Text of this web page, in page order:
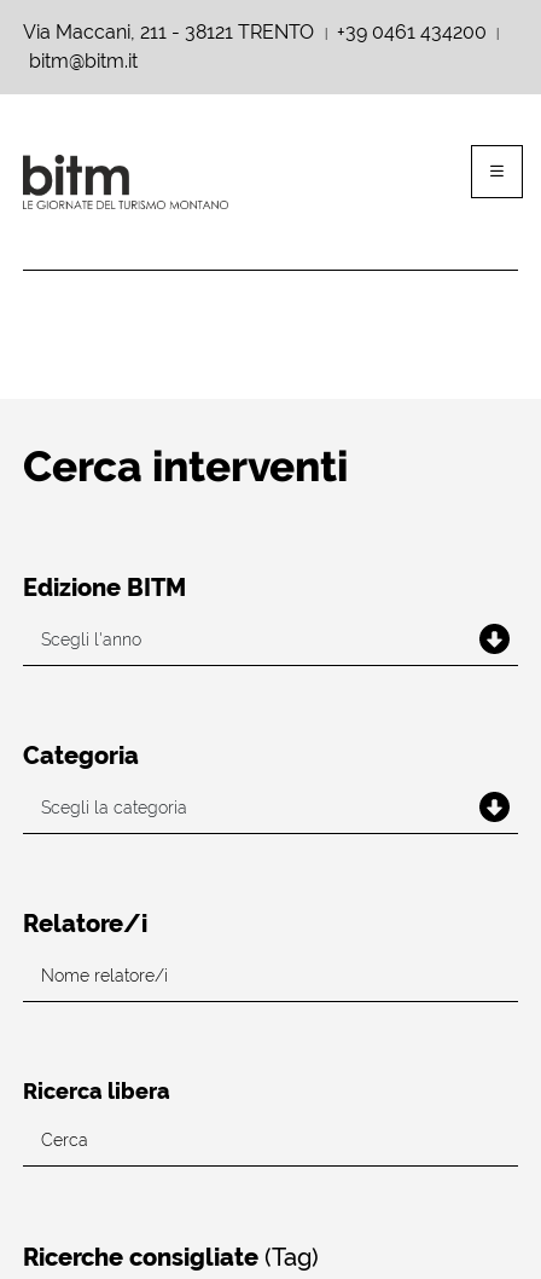
Via Maccani, 211 - 38121 TRENTO +39 0461 434200
bitm@bitm.it
Cerca interventi
Edizione BITM
Categoria
Relatore/i
Ricerca libera
Ricerche consigliate(Tag)